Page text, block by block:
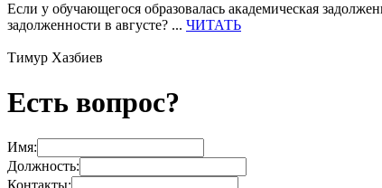
Если у обучающегося образовалась академическая
задолженности в августе? ... ЧИТАТЬ
Тимур Хазбиев
Есть вопрос?
Имя:
Должность: